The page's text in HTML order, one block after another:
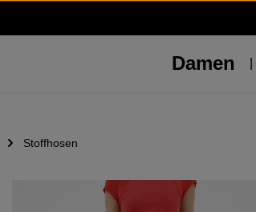
Damen
Stoffhosen